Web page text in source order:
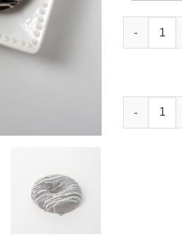
Donas